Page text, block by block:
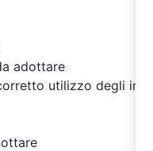
adottare
utilizzo degli